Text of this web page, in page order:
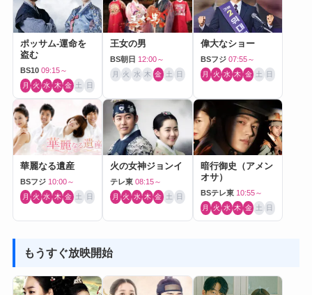
ポッサム-運命を
盗む
BS10 09:15～
月 火 水 木 金 土 日
王女の男
BS朝日 12:00～
月 火 水 木 金 土 日
偉大なショー
BSフジ 07:55～
月 火 水 木 金 土 日
華麗なる遺産
BSフジ 10:00～
月 火 水 木 金 土 日
火の女神ジョンイ
テレ東 08:15～
月 火 水 木 金 土 日
暗行御史（アメン
オサ）
BSテレ東 10:55～
月 火 水 木 金 土 日
もうすぐ放映開始